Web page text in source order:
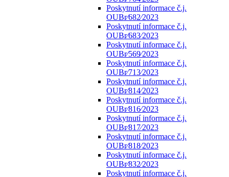
Poskytnutí informace č.j.
OUBr⁄682⁄2023
Poskytnutí informace č.j.
OUBr⁄683⁄2023
Poskytnutí informace č.j.
OUBr⁄569⁄2023
Poskytnutí informace č.j.
OUBr⁄713⁄2023
Poskytnutí informace č.j.
OUBr⁄814⁄2023
Poskytnutí informace č.j.
OUBr⁄816⁄2023
Poskytnutí informace č.j.
OUBr⁄817⁄2023
Poskytnutí informace č.j.
OUBr⁄818⁄2023
Poskytnutí informace č.j.
OUBr⁄832⁄2023
Poskytnutí informace č.j.